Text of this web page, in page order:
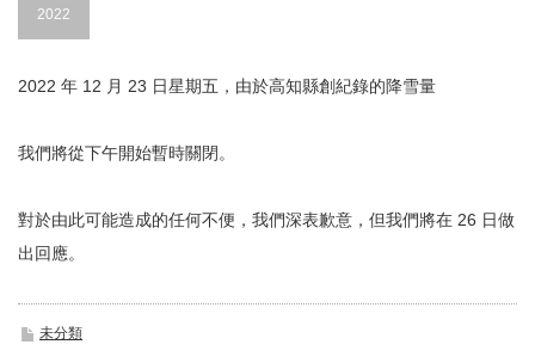
2022
2022 年 12 月 23 日星期五，由於高知縣創紀錄的降雪量
我們將從下午開始暫時關閉。
對於由此可能造成的任何不便，我們深表歉意，但我們將在 26 日做
出回應。
未分類